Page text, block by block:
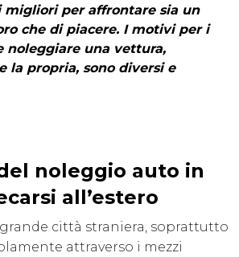
migliori per affrontare sia un
che di piacere. I motivi per i
noleggiare una vettura,
la propria, sono diversi e
noleggio auto in
all’estero
città straniera, soprattutto
attraverso i mezzi